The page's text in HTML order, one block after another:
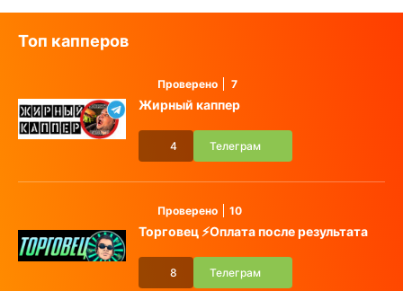
Топ капперов
Проверено 7
Жирный каппер
4 Телеграм
Проверено 10
Торговец ⚡️Оплата после результата
8 Телеграм